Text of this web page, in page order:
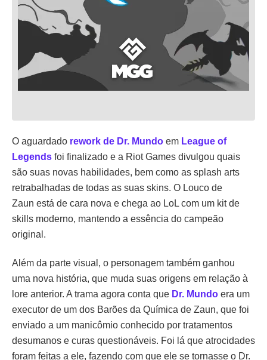
O aguardado rework de Dr. Mundo em League of
Legends foi finalizado e a Riot Games divulgou quais
são suas novas habilidades, bem como as splash arts
retrabalhadas de todas as suas skins. O Louco de
Zaun está de cara nova e chega ao LoL com um kit de
skills moderno, mantendo a essência do campeão
original.
Além da parte visual, o personagem também ganhou
uma nova história, que muda suas origens em relação à
lore anterior. A trama agora conta que Dr. Mundo era um
executor de um dos Barões da Química de Zaun, que foi
enviado a um manicômio conhecido por tratamentos
desumanos e curas questionáveis. Foi lá que atrocidades
foram feitas a ele, fazendo com que ele se tornasse o Dr.